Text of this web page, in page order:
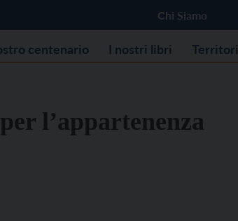
Chi Siamo
centenario I nostri libri Territori
l’appartenenza